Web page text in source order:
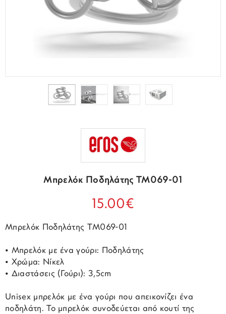
Μπρελόκ Ποδηλάτης TM069-01
15.00€
Μπρελόκ Ποδηλάτης TM069-01
• Μπρελόκ με ένα γούρι: Ποδηλάτης
• Χρώμα: Νίκελ
• Διαστάσεις (Γούρι): 3,5cm
Unisex μπρελόκ με ένα γούρι που απεικονίζει ένα
ποδηλάτη. Το μπρελόκ συνοδεύεται από κουτί της